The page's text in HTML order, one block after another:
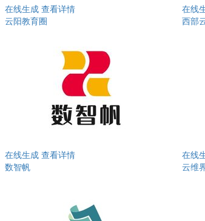
在线生成 查看详情
云阳教育圈
在线
西部
在线生成 查看详情
数智帆
在线
云维